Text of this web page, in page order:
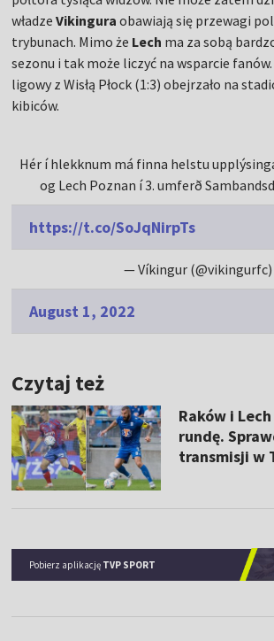
władzeVikingura obawiają się przewagi
trybunach. Mimo że Lech ma za sobą
sezonu i tak może liczyć na wsparcie
ligowy z Wisłą Płock (1:3) obejrzało na
kibiców.
Hér í hlekknum má finna helstu
og Lech Poznan í 3. umferð
https://t.co/SoJqNirpTs
— Víkingur (@vikingurfc)
August 1, 2022
Czytaj też
Raków i
rundę.
transmisji w
Pobierz aplikację TVP SPORT